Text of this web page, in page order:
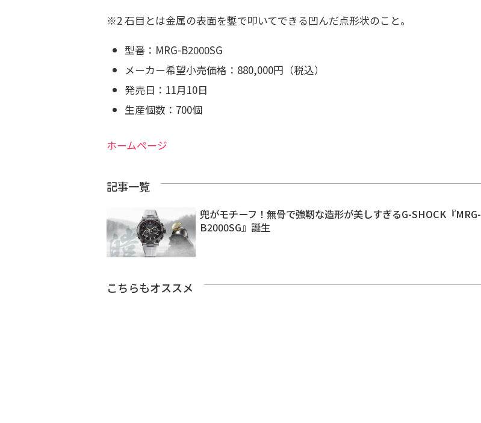
※2 石目とは金属の表面を鏨で叩いてできる凹んだ点形状のこと。
型番：MRG-B2000SG
メーカー希望小売価格：880,000円（税込）
発売日：11月10日
生産個数：700個
ホームページ
記事一覧
兜がモチーフ！無骨で強靭な造形が美しすぎるG-SHOCK『MRG-
B2000SG』誕生
こちらもオススメ